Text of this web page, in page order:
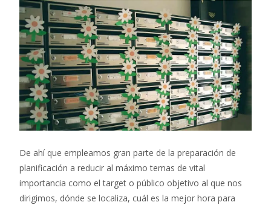
De ahí que empleamos gran parte de la preparación de
planificación a reducir al máximo temas de vital
importancia como el target o público objetivo al que nos
dirigimos, dónde se localiza, cuál es la mejor hora para